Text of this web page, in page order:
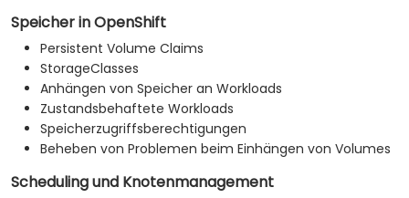
Speicher in OpenShift
Persistent Volume Claims
StorageClasses
Anhängen von Speicher an Workloads
Zustandsbehaftete Workloads
Speicherzugriffsberechtigungen
Beheben von Problemen beim Einhängen von Volumes
Scheduling und Knotenmanagement